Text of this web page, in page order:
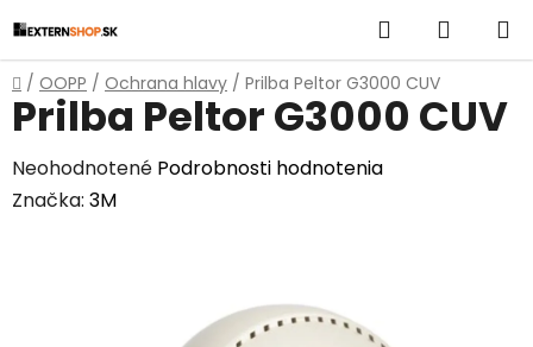
na
obsah
Hľadať
KOŠÍK
Domov
/ OOPP / Ochrana hlavy / Prilba Peltor G3000 CUV
Prilba Peltor G3000 CUV
Priemerné
hodnotenie
Neohodnotené Podrobnosti hodnotenia
Značka: 3M